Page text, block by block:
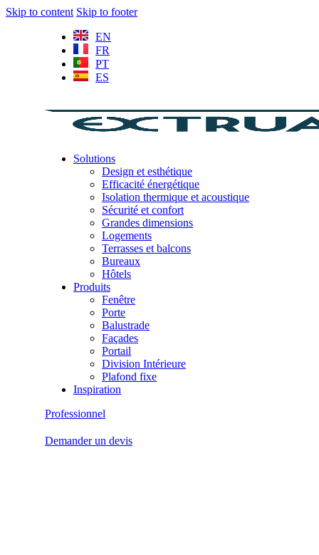
Skip to content Skip to footer
EN
FR
PT
ES
Solutions
Design et esthétique
Efficacité énergétique
Isolation thermique et acoustique
Sécurité et confort
Grandes dimensions
Logements
Terrasses et balcons
Bureaux
Hôtels
Produits
Fenêtre
Porte
Balustrade
Façades
Portail
Division Intérieure
Plafond fixe
Inspiration
Professionnel
Demander un devis